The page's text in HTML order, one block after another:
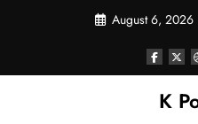
August 6, 2026
K